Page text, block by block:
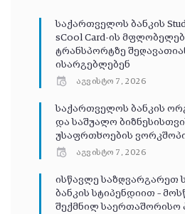
საქართველოს ბანკის
sCool Card-ის
ტრანსპორტზე
ისარგებლებენ
აგვისტო 7, 2026
საქართველოს ბანკის
და საშუალო
უსაფრთხოების
აგვისტო 7, 2026
ისწავლე საზღვარგარეთ
ბანკის სტიპენდიით –
შექმნილ საერთაშორისო